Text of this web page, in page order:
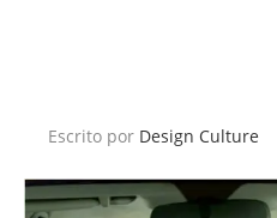
Escrito por Design Culture